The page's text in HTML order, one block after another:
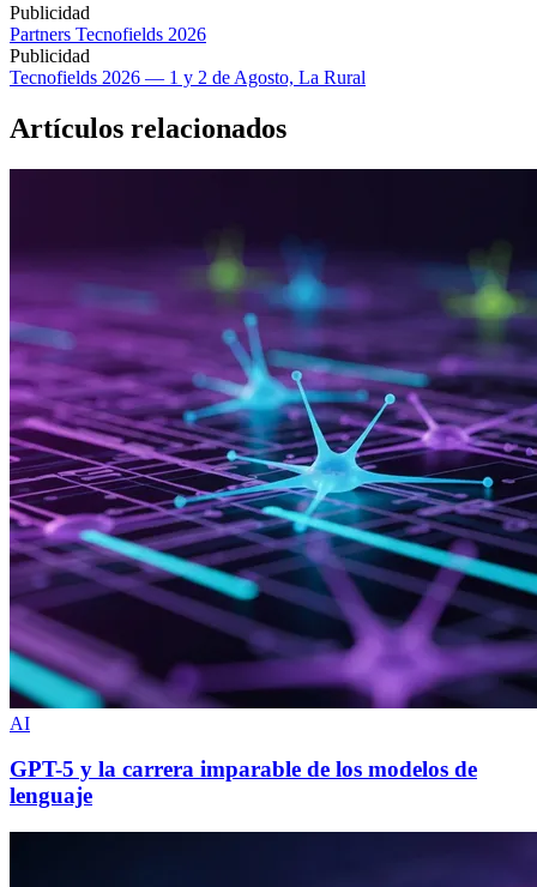
Publicidad
Partners Tecnofields 2026
Publicidad
Tecnofields 2026 — 1 y 2 de Agosto, La Rural
Artículos relacionados
AI
GPT-5 y la carrera imparable de los modelos de
lenguaje